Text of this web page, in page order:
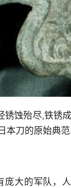
蚀殆尽,铁锈
本刀的原始典
庞大的军队，